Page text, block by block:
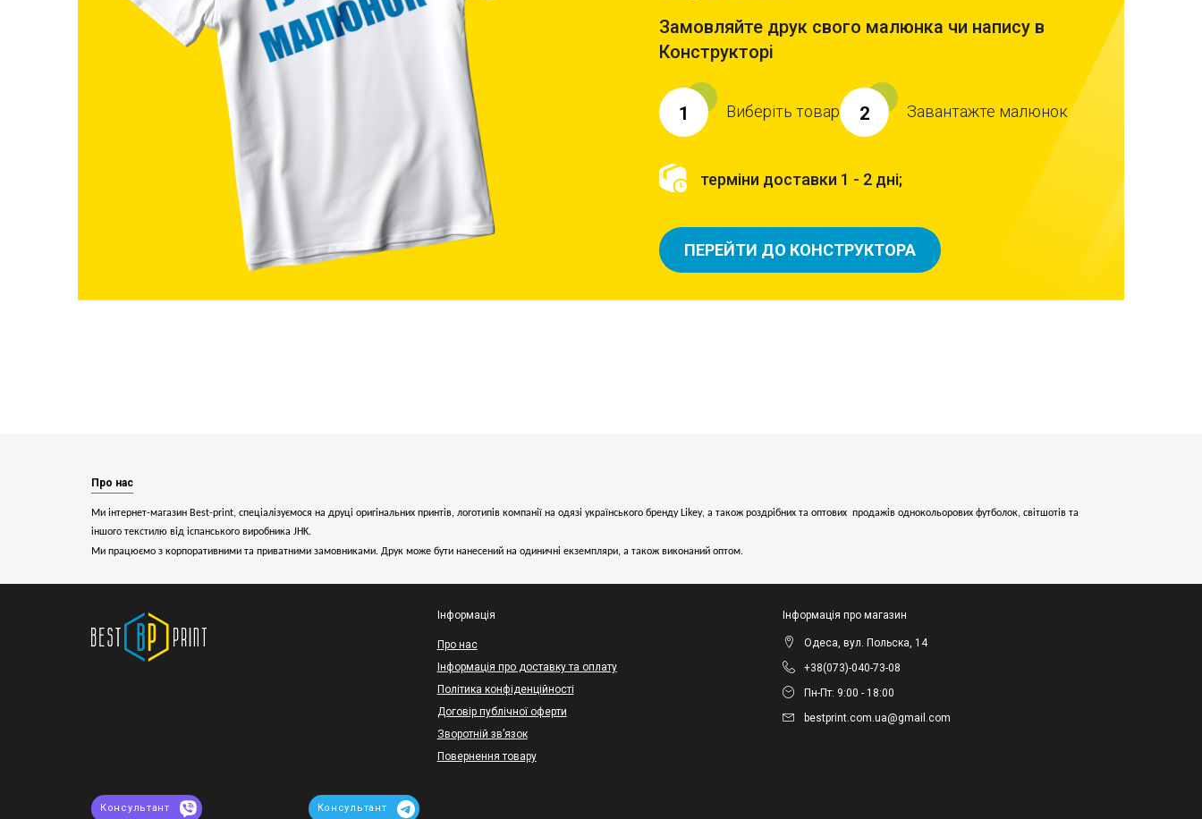
Замовляйте друк свого малюнка чи напису в
Конструкторі
1 Виберіть товар 2 Завантажте малюнок
терміни доставки 1 - 2 дні;
ПЕРЕЙТИ ДО КОНСТРУКТОРА
Про нас
Ми інтернет-магазин Best-print, спеціалізуємося на друці оригінальних принтів, логотипів компанії на одязі українського бренду Likey, а також роздрібних та оптових продажів однокольорових футболок, світшотів та
іншого текстилю від іспанського виробника JHK.
Ми працюємо з корпоративними та приватними замовниками. Друк може бути нанесений на одиничні екземпляри, а також виконаний оптом.
Інформація
Про нас
Інформація про доставку та оплату
Політика конфіденційності
Договір публічної оферти
Зворотній зв’язок
Повернення товару
Інформація про магазин
Одеса, вул. Польска, 14
+38(073)-040-73-08
Пн-Пт: 9:00 - 18:00
bestprint.com.ua@gmail.com
Консультант Консультант